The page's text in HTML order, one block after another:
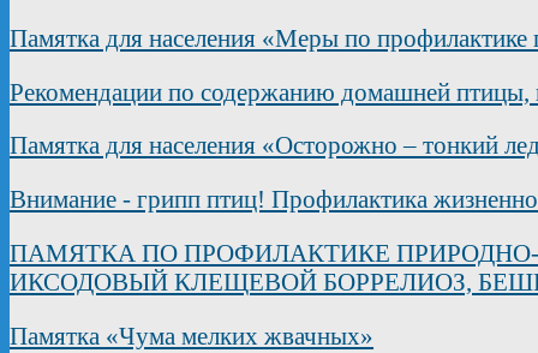
Памятка для населения «Меры по профилактике
Рекомендации по содержанию домашней птицы,
Памятка для населения «Осторожно – тонкий
Внимание - грипп птиц! Профилактика
ПАМЯТКА ПО ПРОФИЛАКТИКЕ
ИКСОДОВЫЙ КЛЕЩЕВОЙ БОРРЕЛИОЗ,
Памятка «Чума мелких жвачных»